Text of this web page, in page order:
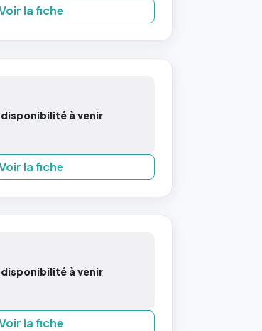
la fiche
à venir
la fiche
à venir
la fiche